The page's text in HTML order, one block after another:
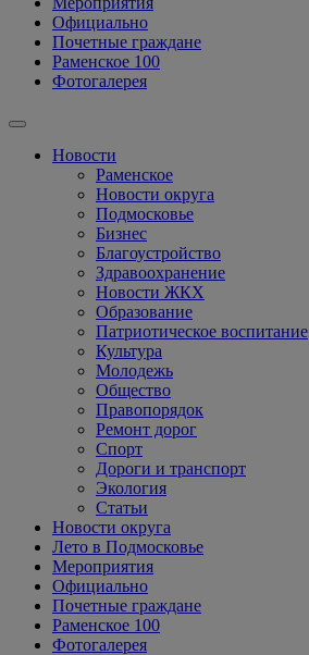
Официально
Почетные граждане
Раменское 100
Фотогалерея
Новости
Раменское
Новости округа
Подмосковье
Бизнес
Благоустройство
Здравоохранение
Новости ЖКХ
Образование
Патриотическое воспитание
Культура
Молодежь
Общество
Правопорядок
Ремонт дорог
Спорт
Дороги и транспорт
Экология
Статьи
Новости округа
Лето в Подмосковье
Мероприятия
Официально
Почетные граждане
Раменское 100
Фотогалерея